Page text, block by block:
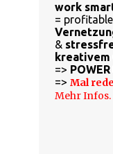
work
=
&
kreativem
=>
=> Mal
Mehr Infos.